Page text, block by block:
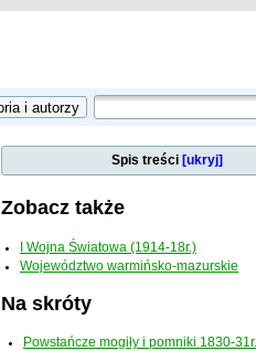
Spis treści [ukryj]
Zobacz także
I Wojna Światowa (1914-18r.)
Województwo warmińsko-mazurskie
Na skróty
Powstańcze mogiły i pomniki 1830-31r.